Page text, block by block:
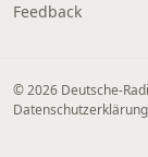
Feedback
© 2026 Deutsche-
Datenschutzerklärung